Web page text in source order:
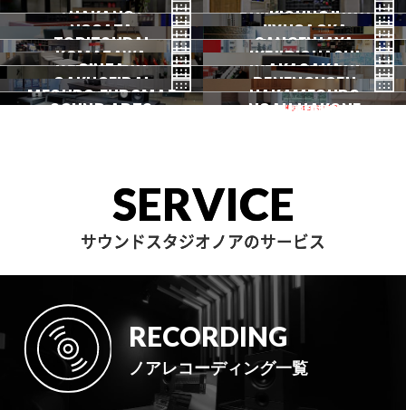
秋葉原 御茶ノ水
初台 下北沢
NAKANO
中野
KICHIJOJI
吉祥寺
NOGATA
野方
JIYUGAOKA
自由が丘
TORITSUDAI
都立大
SANGENJAYA
三軒茶屋
KOMAZAWA
駒沢
IKEJIRIOHASHI
池尻大橋
一時閉店中
GINZA
銀座
AKASAKA
赤坂
GAKUGEIDAI
学芸大
DENENCHOFU
田園調布
MEGURO FUDOMAE NAKAMEGURO
SOUND ARTS NOAH HAKONE
SERVICE
サウンドスタジオノアのサービス
RECORDING
ノアレコーディング一覧